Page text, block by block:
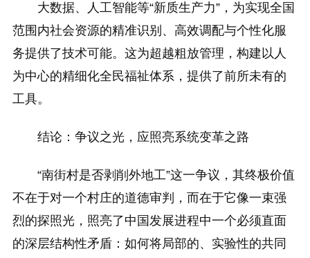
大数据、人工智能等“新质生产力”，为实现全国
范围内社会资源的精准识别、高效调配与个性化服
务提供了技术可能。这为超越粗放管理，构建以人
为中心的精细化全民福祉体系，提供了前所未有的
工具。
结论：争议之光，应照亮系统变革之路
“南街村是否剥削外地工”这一争议，其终极价值
不在于对一个村庄的道德审判，而在于它像一束强
烈的探照光，照亮了中国发展进程中一个必须直面
的深层结构性矛盾：如何将局部的、实验性的共同